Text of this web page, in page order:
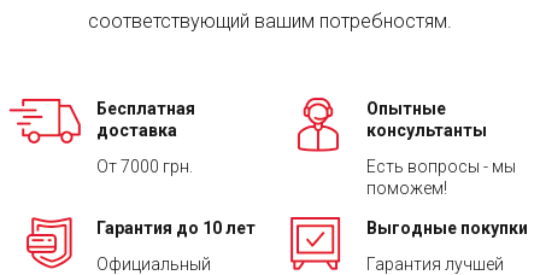
соответствующий вашим потребностям.
Бесплатная
доставка
От 7000 грн.
Опытные
консультанты
Есть вопросы - мы
поможем!
Гарантия до 10 лет
Официальный
Выгодные покупки
Гарантия лучшей